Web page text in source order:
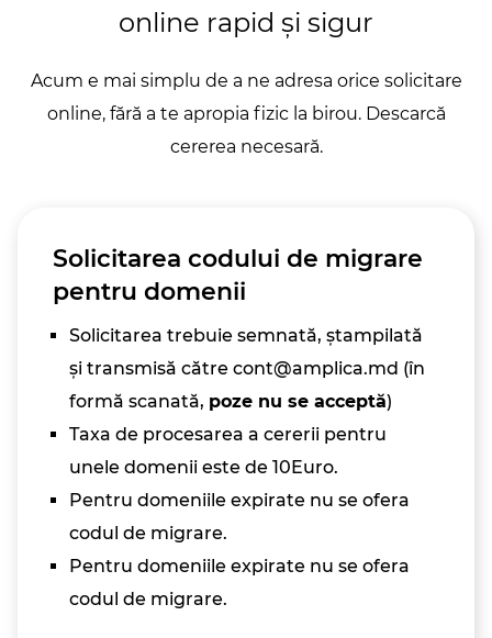
online rapid și sigur
Acum e mai simplu de a ne adresa orice solicitare
online, fără a te apropia fizic la birou. Descarcă
cererea necesară.
Solicitarea codului de migrare
pentru domenii
Solicitarea trebuie semnată, ștampilată
și transmisă către cont@amplica.md (în
formă scanată, poze nu se acceptă)
Taxa de procesarea a cererii pentru
unele domenii este de 10Euro.
Pentru domeniile expirate nu se ofera
codul de migrare.
Pentru domeniile expirate nu se ofera
codul de migrare.